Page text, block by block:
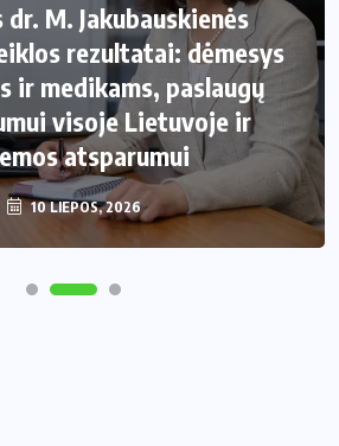
M. Jakubauskienės
rezultatai: dėmesys
ir medikams, paslaugų
visoje Lietuvoje ir
atsparumui
10 LIEPOS, 2026